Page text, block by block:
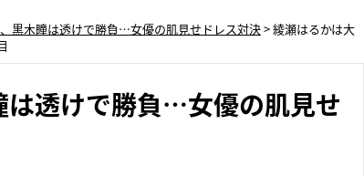
黒木瞳は透けで勝負…女優の肌見せドレス対決>綾瀬はるかは大
は透けで勝負…女優の肌見せ